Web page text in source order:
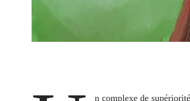
n complexe de